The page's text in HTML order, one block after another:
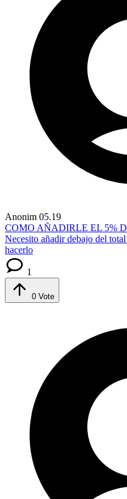
Anonim 05.19
COMO AÑADIRLE EL 5%
Necesito añadir debajo del
hacerlo
1
0 Vote